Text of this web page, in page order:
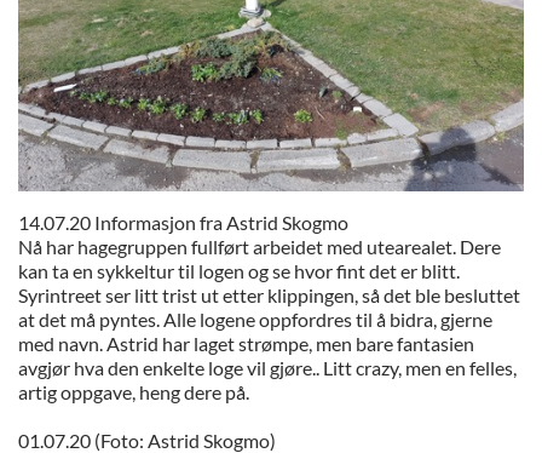
14.07.20 Informasjon fra Astrid Skogmo
Nå har hagegruppen fullført arbeidet med utearealet. Dere
kan ta en sykkeltur til logen og se hvor fint det er blitt.
Syrintreet ser litt trist ut etter klippingen, så det ble besluttet
at det må pyntes. Alle logene oppfordres til å bidra, gjerne
med navn. Astrid har laget strømpe, men bare fantasien
avgjør hva den enkelte loge vil gjøre.. Litt crazy, men en felles,
artig oppgave, heng dere på.
01.07.20 (Foto: Astrid Skogmo)